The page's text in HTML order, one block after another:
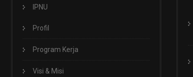
IPNU
Profil
Program Kerja
Visi & Misi